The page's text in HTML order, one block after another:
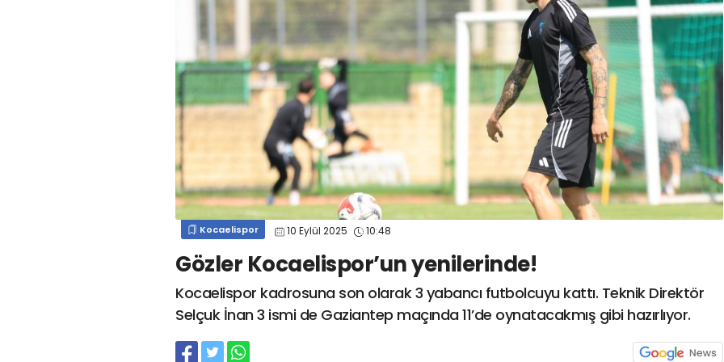
mert cengiz
gülspor41
kocaelispor
mert
#erdem övüç
gençlerbirliği
eleke #lua lua # barış alıcı
metin diyadinspor41
#erdem övüç
#
kocaelispor
#beykan şimşek
spor41
#kocaelispor
Kocaelispor 10 Eylül 2025 10:48
Gözler Kocaelispor’un yenilerinde!
Kocaelispor kadrosuna son olarak 3 yabancı futbolcuyu kattı. Teknik Direktör
Selçuk İnan 3 ismi de Gaziantep maçında 11’de oynatacakmış gibi hazırlıyor.